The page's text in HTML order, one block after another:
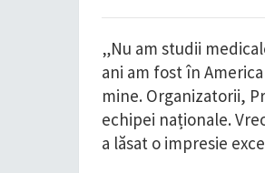
„Nu am studii
ani am fost în
mine. Organizatorii,
echipei naționale.
a lăsat o impresie